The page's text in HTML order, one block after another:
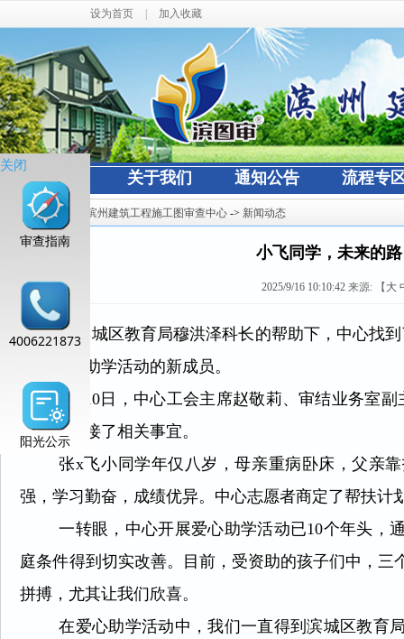
设为首页 加入收藏
网站首页 关于我们 通知公告 流程专
当前位置： 滨州建筑工程施工图审查中心 ->新闻动态
小飞同学，未来的
2025/9/16 10:10:42 来源: 【 大
在滨城区教育局穆洪泽科长的帮助下，中心找
我们爱心助学活动的新成员。
9月10日，中心工会主席赵敬莉、审结业务室
班主任对接了相关事宜。
张x飞小同学年仅八岁，母亲重病卧床，父亲
强，学习勤奋，成绩优异。中心志愿者商定了帮扶计
一转眼，中心开展爱心助学活动已10个年头，
庭条件得到切实改善。目前，受资助的孩子们中，
拼搏，尤其让我们欣喜。
在爱心助学活动中，我们一直得到滨城区教育
关闭
审查指南
4006221873
阳光公示